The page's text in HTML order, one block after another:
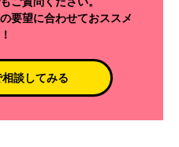
要望に合わせておススメ
談してみる